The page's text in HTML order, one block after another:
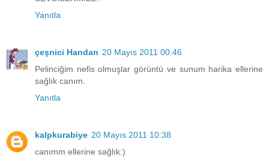
Yanıtla
çeşnici Handan 20 Mayıs 2011 00:46
Pelinciğim nefis olmuşlar görüntü ve sunum harika ellerine
sağlık canım.
Yanıtla
kalpkurabiye 20 Mayıs 2011 10:38
canımm ellerine sağlık:)